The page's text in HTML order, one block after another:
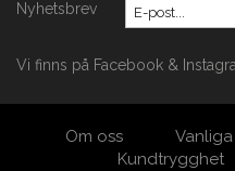
Nyhetsbrev
Vi finns på Facebook &
Om oss
Kundtrygghet